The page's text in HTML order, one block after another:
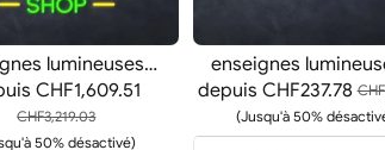
Enseignes lumineuses de restaurants de hamburgers
CHF1,609.51
CHF3,219.03
50% désactivé)
depuis CHF237.78
(Jusqu'à 50%